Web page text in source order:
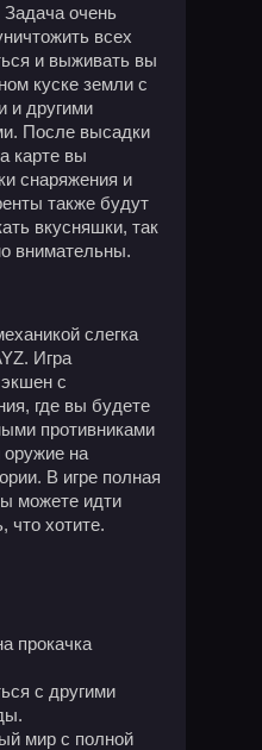
очень
всех
и выживать вы
куске земли с
и другими
После высадки
карте вы
снаряжения и
также будут
вкусняшки, так
внимательны.
слегка
Игра
с
где вы будете
противниками
оружие на
В игре полная
можете идти
что хотите.
прокачка
с другими
мир с полной